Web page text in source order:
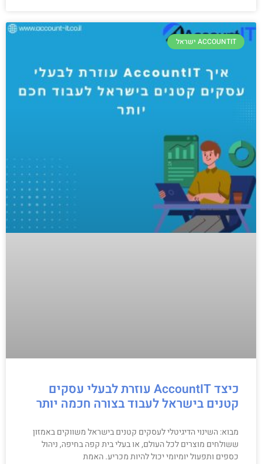
ACCOUNTIT ישראל
כיצד AccountIT עוזרת לבעלי עסקים
קטנים בישראל לעבוד בצורה חכמה יותר
מבוא: השינוי הדיגיטלי לעסקים קטנים בישראל משווקים באמזון
ששולחים מוצרים לכל העולם, או בעלי בית קפה בחיפה, ניהול
כספים ותפעול יומיומי יכול להיות מכריע. האמת